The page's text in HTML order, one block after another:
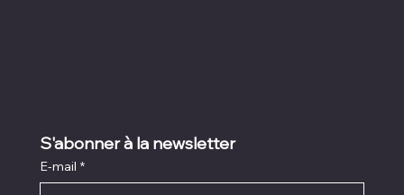
S'abonner à la newsletter
E-mail *